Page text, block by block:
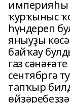
империяһы
ҡурҡыныс
һүндереп
яныуҙы
байҡау
газ
сентябргә
тапҡыр